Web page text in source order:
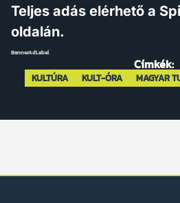
Teljes adás elérhető a
oldalán.
BannerAdLabel
Címkék:
KULTÚRA KULT-ÓRA MAGYAR